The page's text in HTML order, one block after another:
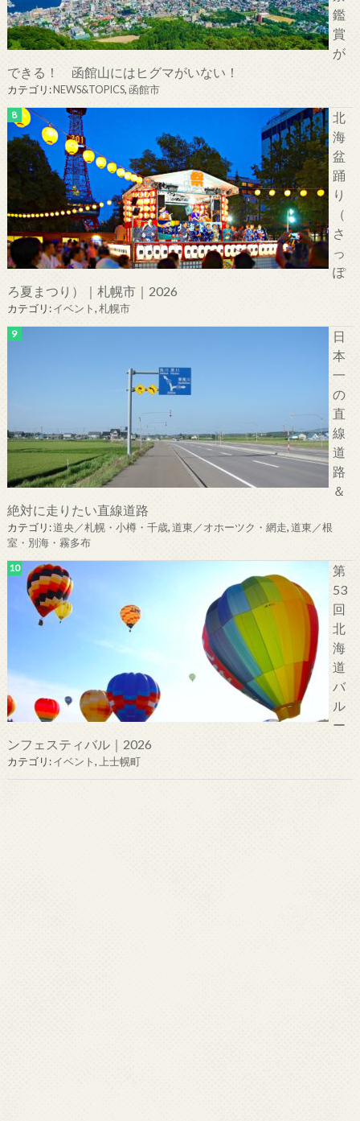
鑑
賞
が
できる！ 函館山にはヒグマがいない！
カテゴリ:NEWS&TOPICS,函館市
北
海
盆
踊
り
（
さ
っ
ぽ
ろ夏まつり）｜札幌市｜2026
カテゴリ:イベント,札幌市
日
本
一
の
直
線
道
路
＆
絶対に走りたい直線道路
カテゴリ:道央／札幌・小樽・千歳,道東／オホーツク・網走,道東／根
室・別海・霧多布
第
53
回
北
海
道
バ
ル
ー
ンフェスティバル｜2026
カテゴリ:イベント, 上士幌町